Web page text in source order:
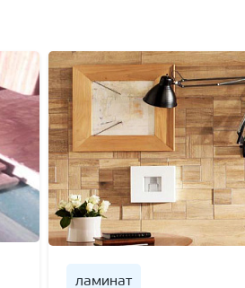
ламинат